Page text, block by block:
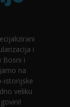
i
Bosni i
na
istorijske
veliku